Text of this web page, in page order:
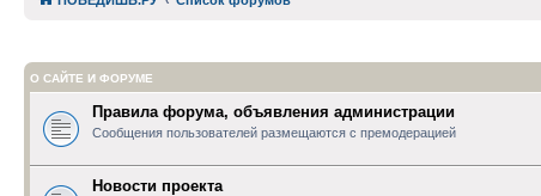
О САЙТЕ И ФОРУМЕ
Правила форума, объявления администрации
Сообщения пользователей размещаются с премодерацией
Новости проекта